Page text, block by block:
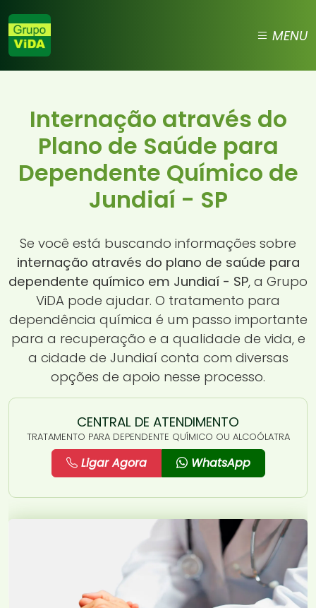
MENU
Internação através do
Plano de Saúde para
Dependente Químico de
Jundiaí - SP
Se você está buscando informações sobre
internação através do plano de saúde para
dependente químico em Jundiaí - SP, a Grupo
ViDA pode ajudar. O tratamento para
dependência química é um passo importante
para a recuperação e a qualidade de vida, e
a cidade de Jundiaí conta com diversas
opções de apoio nesse processo.
CENTRAL DE ATENDIMENTO
TRATAMENTO PARA DEPENDENTE QUÍMICO OU ALCOÓLATRA
Ligar Agora WhatsApp